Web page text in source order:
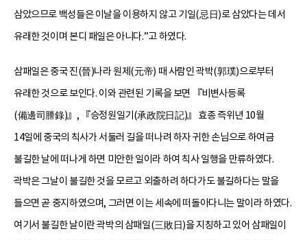
삼았으므로 백성들은 이날을 이용하지 않고 기일(忌日)로 삼았다는 데서
유래한 것이며 본디 패일은 아니다.”고 하였다.
삼패일은 중국 진(晉)나라 원제(元帝) 때 사람인 곽박(郭璞)으로부터
유래한 것으로 보인다. 이와 관련된 기록을 보면 『비변사등록
(備邊司謄錄)』, 『승정원일기(承政院日記)』 효종 즉위년 10월
14일에 중국의 칙사가 서둘러 길을 떠나려 하자 귀한 손님으로 하여금
불길한 날에 떠나게 하면 미안한 일이라 하여 칙사 일행을 만류하였다.
곽박은 그날이 불길한 것을 모르고 외출하려 하다가도 불길하다는 말을
들으면 곧 중지하였으며, 그러면 이는 세속에 떠돌아다니는 말이라 하였다.
여기서 불길한 날이란 곽박의 삼패일(三敗日)을 지칭하고 있어 삼패일이